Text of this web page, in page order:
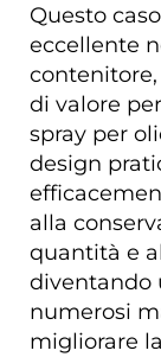
Questo
eccellente
di valore
spray per
design
alla
quantità e
diventando
numerosi
migliorare